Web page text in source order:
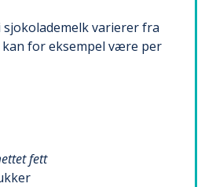
varierer fra
for eksempel være per
fett